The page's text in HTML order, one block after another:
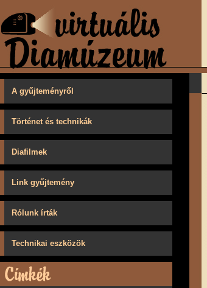
A gyűjteményről
Történet és technikák
Diafilmek
Link gyűjtemény
Rólunk írták
Technikai eszközök